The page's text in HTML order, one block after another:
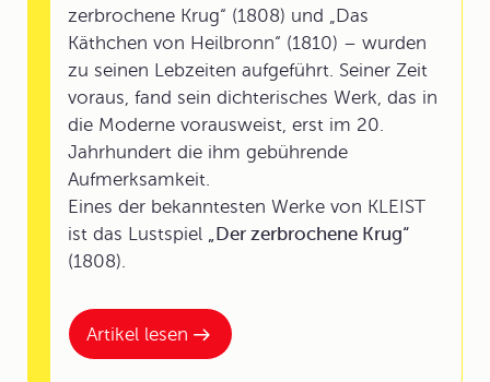
Artikel lesen
zerbrochene Krug“ (1808) und „Das
Käthchen von Heilbronn“ (1810) – wurden
zu seinen Lebzeiten aufgeführt. Seiner Zeit
voraus, fand sein dichterisches Werk, das in
die Moderne vorausweist, erst im 20.
Jahrhundert die ihm gebührende
Aufmerksamkeit.
Eines der bekanntesten Werke von KLEIST
ist das Lustspiel „Der zerbrochene Krug“
(1808).